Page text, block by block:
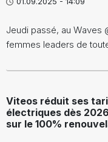
Jeudi passé, au Waves
femmes leaders de
Viteos réduit ses
électriques dès
sur le 100%